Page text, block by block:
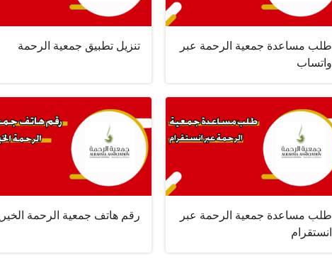
طلب مساعدة جمعية الرحمة عبر
واتساب
تنزيل تطبيق جمعية الرحمة
طلب مساعدة جمعية الرحمة عبر
انستقرام
رقم هاتف جمعية الرحمة